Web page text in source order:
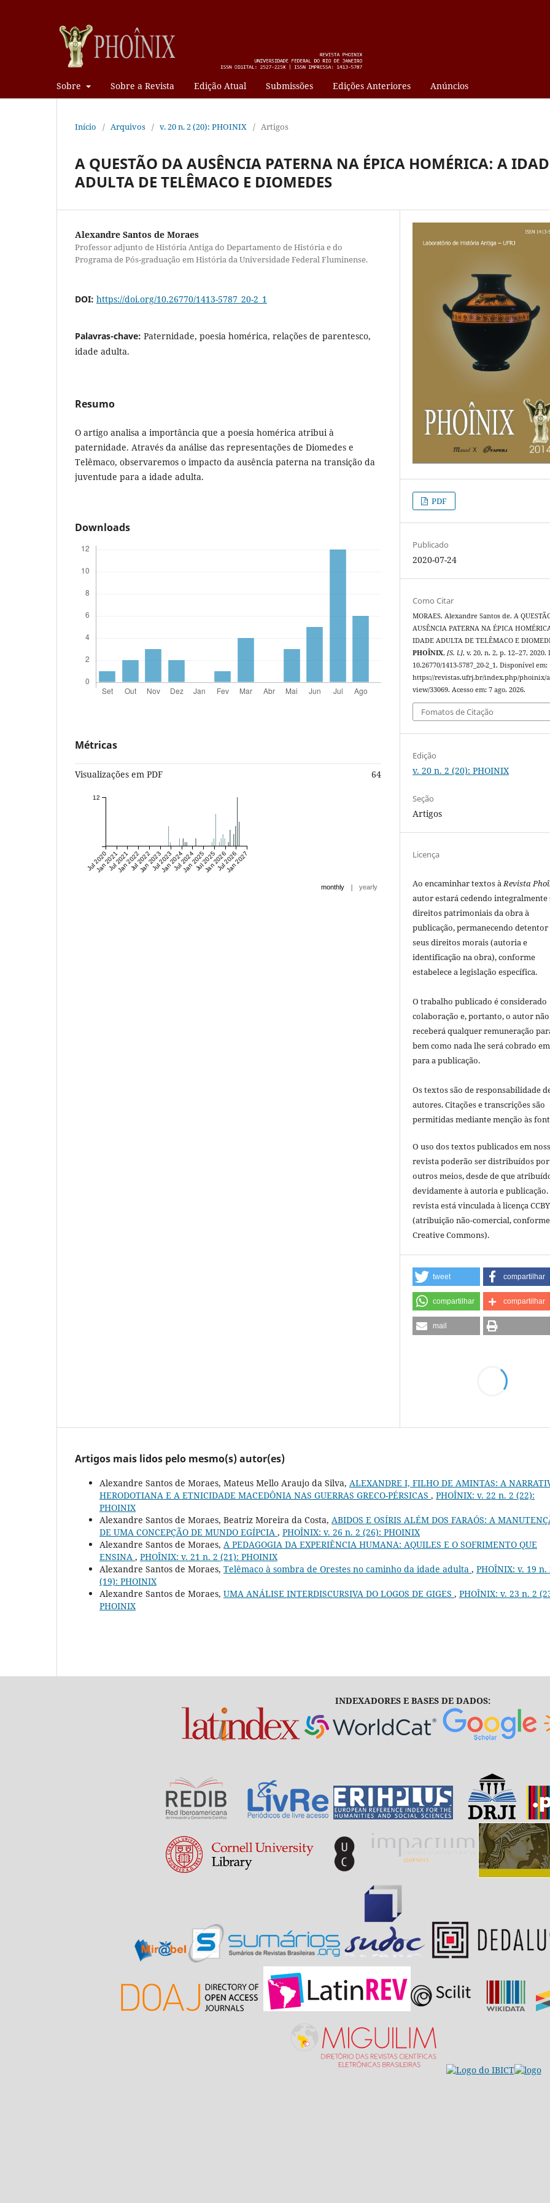
Sobre Sobre a Revista Edição Atual Submissões Edições Anteriores Anúncios
Início / Arquivos / v. 20 n. 2 (20): PHOINIX / Artigos
A QUESTÃO DA AUSÊNCIA PATERNA NA ÉPICA HOMÉRICA: A
ADULTA DE TELÊMACO E DIOMEDES
Alexandre Santos de Moraes
Professor adjunto de História Antiga do Departamento de História e do
Programa de Pós-graduação em História da Universidade Federal Fluminense.
DOI: https://doi.org/10.26770/1413-5787_20-2_1
Palavras-chave: Paternidade, poesia homérica, relações de parentesco,
idade adulta.
Resumo
O artigo analisa a importância que a poesia homérica atribui à
paternidade. Através da análise das representações de Diomedes e
Telêmaco, observaremos o impacto da ausência paterna na transição da
juventude para a idade adulta.
Downloads
Métricas
Visualizações em PDF 64
Jul 2020
Jan 2021Jul 2021
Jan 2022Jul 2022
Jan 2023Jul 2023
Jan 2024Jul 2024
Jan 2025Jul 2025
Jan 2026Jul 2026
Jan 2027
12
monthly | yearly
PDF
Publicado
2020-07-24
Como Citar
MORAES, Alexandre Santos de. A
AUSÊNCIA PATERNA NA ÉPICA
IDADE ADULTA DE TELÊMACO E
PHOÎNIX,[S. l.], v. 20, n. 2, p. 12–27, 2020.
10.26770/1413-5787_20-2_1. Disponível em:
https://revistas.ufrj.br/index.php/phoinix/
view/33069. Acesso em: 7 ago. 2026.
Fomatos de Citação
Edição
v. 20 n. 2 (20): PHOINIX
Seção
Artigos
Licença
Ao encaminhar textos àRevista
autor estará cedendo integralmente
direitos patrimoniais da obra à
publicação, permanecendo detentor
seus direitos morais (autoria e
identificação na obra), conforme
estabelece a legislação especí­fica.
O trabalho publicado é considerado
colaboração e, portanto, o autor não
receberá qualquer remuneração
bem como nada lhe será cobrado
para a publicação.
Os textos são de responsabilidade
autores. Citações e transcrições são
permitidas mediante menção às
O uso dos textos publicados em
revista poderão ser distribuídos por
outros meios, desde de que
devidamente à autoria e publicação.
revista está vinculada à licença
(atribuição não-comercial,
Creative Commons).
tweet compartilhar
compartilhar compartilhar
mail
Artigos mais lidos pelo mesmo(s) autor(es)
Alexandre Santos de Moraes, Mateus Mello Araujo da Silva, ALEXANDRE I, FILHO DE AMINTAS: A
HERODOTIANA E A ETNICIDADE MACEDÔNIA NAS GUERRAS GRECO-PÉRSICAS , PHOÎNIX: v. 22 n. 2 (22):
PHOINIX
Alexandre Santos de Moraes, Beatriz Moreira da Costa, ABIDOS E OSÍRIS ALÉM DOS FARAÓS: A
DE UMA CONCEPÇÃO DE MUNDO EGÍPCIA , PHOÎNIX: v. 26 n. 2 (26): PHOINIX
Alexandre Santos de Moraes, A PEDAGOGIA DA EXPERIÊNCIA HUMANA: AQUILES E O SOFRIMENTO QUE
ENSINA , PHOÎNIX: v. 21 n. 2 (21): PHOINIX
Alexandre Santos de Moraes, Telêmaco à sombra de Orestes no caminho da idade adulta , PHOÎNIX: v. 19 n.
(19): PHOINIX
Alexandre Santos de Moraes, UMA ANÁLISE INTERDISCURSIVA DO LOGOS DE GIGES , PHOÎNIX: v. 23 n. 2
PHOINIX
INDEXADORES E BASES DE DADOS: